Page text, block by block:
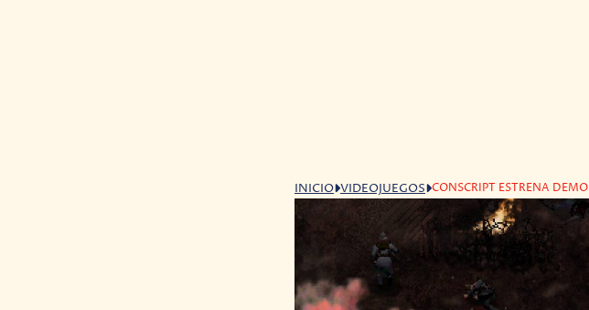
INICIO VIDEOJUEGOS CONSCRIPT ESTRENA DEMO